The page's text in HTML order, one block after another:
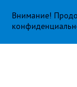
Внимание!